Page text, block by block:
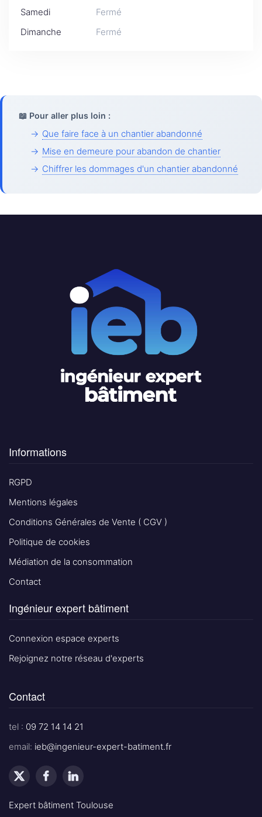
Samedi
Fermé
Dimanche
Fermé
📖 Pour aller plus loin :
→ Que faire face à un chantier abandonné
→ Mise en demeure pour abandon de chantier
→ Chiffrer les dommages d'un chantier abandonné
Informations
RGPD
Mentions légales
Conditions Générales de Vente ( CGV )
Politique de cookies
Médiation de la consommation
Contact
Ingénieur expert bâtiment
Connexion espace experts
Rejoignez notre réseau d'experts
Contact
tel : 09 72 14 14 21
email: ieb@ingenieur-expert-batiment.fr
Expert bâtiment Toulouse